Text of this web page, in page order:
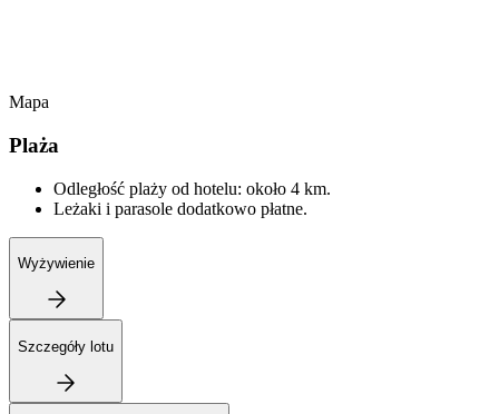
Mapa
Plaża
Odległość plaży od hotelu: około 4 km.
Leżaki i parasole dodatkowo płatne.
Wyżywienie
Szczegóły lotu